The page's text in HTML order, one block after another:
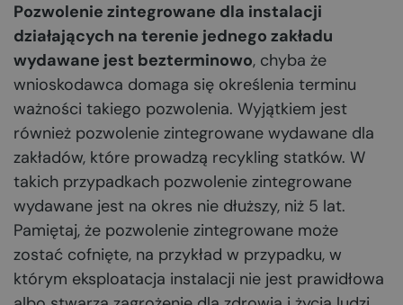
Pozwolenie zintegrowane dla instalacji
działających na terenie jednego zakładu
wydawane jest bezterminowo, chyba że
wnioskodawca domaga się określenia terminu
ważności takiego pozwolenia. Wyjątkiem jest
również pozwolenie zintegrowane wydawane dla
zakładów, które prowadzą recykling statków. W
takich przypadkach pozwolenie zintegrowane
wydawane jest na okres nie dłuższy, niż 5 lat.
Pamiętaj, że pozwolenie zintegrowane może
zostać cofnięte, na przykład w przypadku, w
którym eksploatacja instalacji nie jest prawidłowa